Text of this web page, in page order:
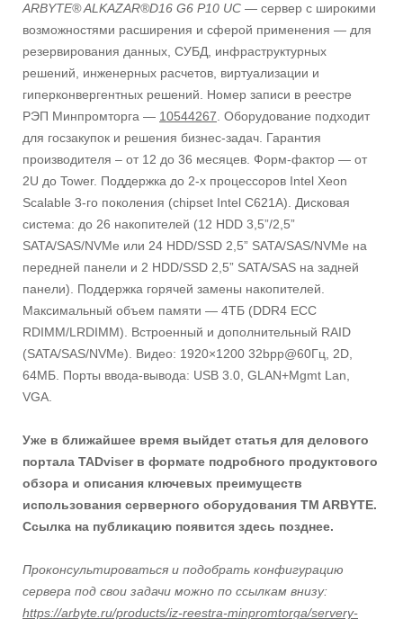
ARBYTE® ALKAZAR®D16 G6 P10 UC — сервер с широкими
возможностями расширения и сферой применения — для
резервирования данных, СУБД, инфраструктурных
решений, инженерных расчетов, виртуализации и
гиперконвергентных решений. Номер записи в реестре
РЭП Минпромторга — 10544267. Оборудование подходит
для госзакупок и решения бизнес-задач. Гарантия
производителя – от 12 до 36 месяцев. Форм-фактор — от
2U до Tower. Поддержка до 2-х процессоров Intel Xeon
Scalable 3-го поколения (chipset Intel C621А). Дисковая
система: до 26 накопителей (12 HDD 3,5”/2,5”
SATA/SAS/NVMe или 24 HDD/SSD 2,5” SATA/SAS/NVMe на
передней панели и 2 HDD/SSD 2,5” SATA/SAS на задней
панели). Поддержка горячей замены накопителей.
Максимальный объем памяти — 4ТБ (DDR4 ECC
RDIMM/LRDIMM). Встроенный и дополнительный RAID
(SATA/SAS/NVMe). Видео: 1920×1200 32bpp@60Гц, 2D,
64МБ. Порты ввода-вывода: USB 3.0, GLAN+Mgmt Lan,
VGA.
Уже в ближайшее время выйдет статья для делового
портала TADviser в формате подробного продуктового
обзора и описания ключевых преимуществ
использования серверного оборудования TM ARBYTE.
Ссылка на публикацию появится здесь позднее.
Проконсультироваться и подобрать конфигурацию
сервера под свои задачи можно по ссылкам внизу:
https://arbyte.ru/products/iz-reestra-minpromtorga/servery-